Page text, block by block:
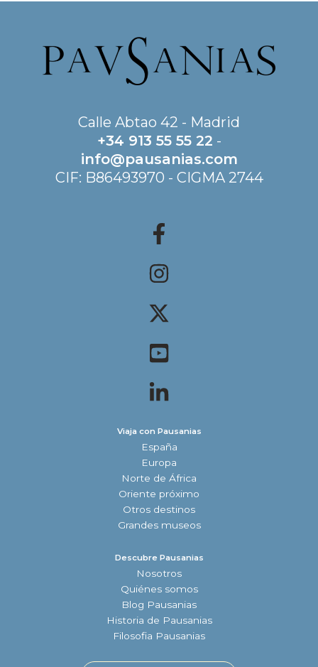
Calle Abtao 42 - Madrid
+34 913 55 55 22 -
info@pausanias.com
CIF: B86493970 - CIGMA 2744
Viaja con Pausanias
España
Europa
Norte de África
Oriente próximo
Otros destinos
Grandes museos
Descubre Pausanias
Nosotros
Quiénes somos
Blog Pausanias
Historia de Pausanias
Filosofia Pausanias